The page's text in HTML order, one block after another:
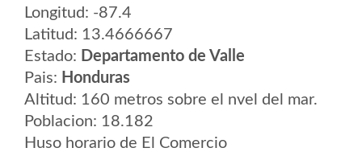
Longitud: -87.4
Latitud: 13.4666667
Estado: Departamento de Valle
Pais: Honduras
Altitud: 160 metros sobre el nvel del mar.
Poblacion: 18.182
Huso horario de El Comercio